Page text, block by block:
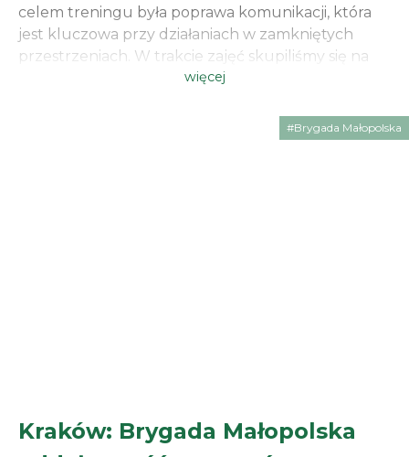
celem treningu była poprawa komunikacji, która
jest kluczowa przy działaniach w zamkniętych
przestrzeniach. W trakcie zajęć skupiliśmy się na
tym, w jaki sposób płynnie przekazywać
dzielić role w szyku. Działania wewnątrz obiektu
więcej
#Brygada Małopolska
Kraków: Brygada Małopolska